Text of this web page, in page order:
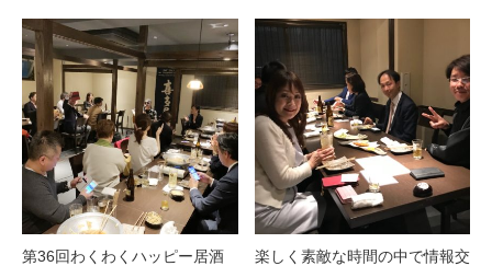
第36回わくわくハッピー居酒
楽しく素敵な時間の中で情報交